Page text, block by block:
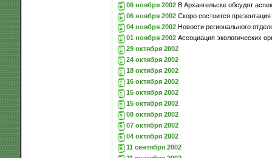
06 ноября 2002В Архангельске обсудят
06 ноября 2002Скоро состоится
04 ноября 2002Новости регионального
01 ноября 2002Ассоциация экологических
29 октября 2002
24 октября 2002
18 октября 2002
16 октября 2002
15 октября 2002
15 октября 2002
08 октября 2002
07 октября 2002
04 октября 2002
11 сентября 2002